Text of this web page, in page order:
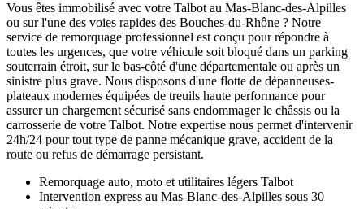
Vous êtes immobilisé avec votre Talbot au Mas-Blanc-des-Alpilles
ou sur l'une des voies rapides des Bouches-du-Rhône ? Notre
service de remorquage professionnel est conçu pour répondre à
toutes les urgences, que votre véhicule soit bloqué dans un parking
souterrain étroit, sur le bas-côté d'une départementale ou après un
sinistre plus grave. Nous disposons d'une flotte de dépanneuses-
plateaux modernes équipées de treuils haute performance pour
assurer un chargement sécurisé sans endommager le châssis ou la
carrosserie de votre Talbot. Notre expertise nous permet d'intervenir
24h/24 pour tout type de panne mécanique grave, accident de la
route ou refus de démarrage persistant.
Remorquage auto, moto et utilitaires légers Talbot
Intervention express au Mas-Blanc-des-Alpilles sous 30